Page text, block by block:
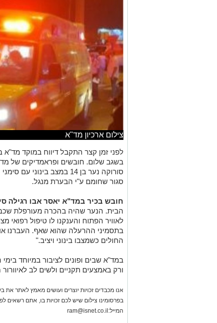
צילום ארכיון מד"א
לפני זמן קצר התקבל דיווח במוקד
בשגב שלום. חובשים ופראמדיקים של
סגור שחומם ע"י הבערת מנגל.
חובש בכיר במד"א יאסר אבו רגילה
הבית. הנער שהיה בהכרה מעורפלת שכב
לאוויר הפתוח והענקנו לו טיפול
בתסמיני ההרעלה שהוא שאף. העברנו
החולים כשמצבו בינוני ויציב."
במד"א שבים ופונים לציבור במיוחד
ורק באמצעים תקניים ולשים לב
אנו מכבדים זכויות יוצרים ועושים מאמץ לאתר את
בפרסומינו צילום שיש לכם זכויות בו, אתם רשאים
המייל:ram@isnet.co.il